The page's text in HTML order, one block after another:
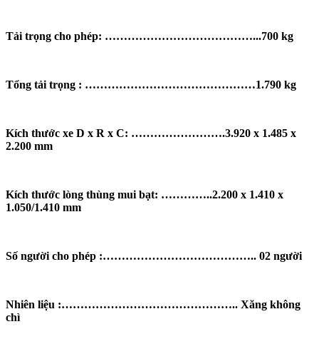
Tải trọng cho phép: …………………………………...700 kg
Tổng tải trọng : ………………………………………1.790 kg
Kích thước xe D x R x C: …………………….3.920 x 1.485 x
2.200 mm
Kích thước lòng thùng mui bạt: …………..2.200 x 1.410 x
1.050/1.410 mm
Số người cho phép :………………………………….. 02 người
Nhiên liệu :……………………………………….. Xăng không
chì